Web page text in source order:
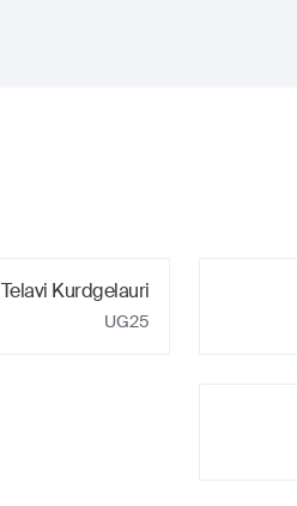
Telavi Kurdgelauri
UG25